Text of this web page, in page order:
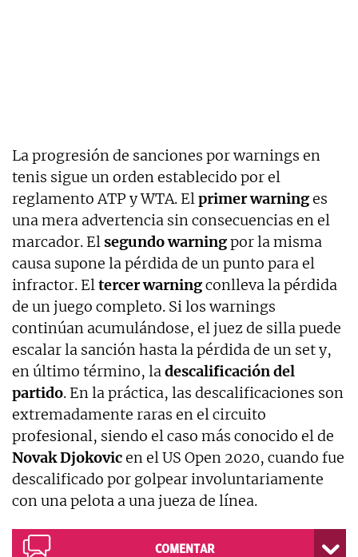
La progresión de sanciones por warnings en
tenis sigue un orden establecido por el
reglamento ATP y WTA. Elprimer warninges
una mera advertencia sin consecuencias en el
marcador. Elsegundo warningpor la misma
causa supone la pérdida de un punto para el
infractor. Eltercer warningconlleva la pérdida
de un juego completo. Si los warnings
continúan acumulándose, el juez de silla puede
escalar la sanción hasta la pérdida de un set y,
en último término, ladescalificación del
partido. En la práctica, las descalificaciones son
extremadamente raras en el circuito
profesional, siendo el caso más conocido el de
Novak Djokovicen el US Open 2020, cuando fue
descalificado por golpear involuntariamente
con una pelota a una jueza de línea.
COMENTAR